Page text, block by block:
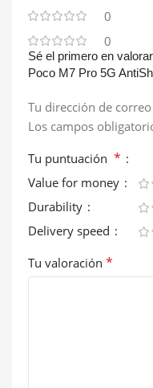
0
0
Sé el primero en
Poco M7 Pro 5G
Tu dirección de
Los campos
Tu puntuación *
Value for money
Durability
Delivery speed
Tu valoración *